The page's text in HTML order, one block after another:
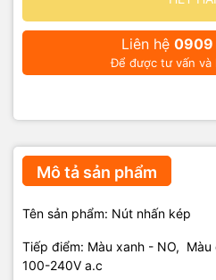
Liên hệ 0909
Để được tư vấn và
Mô tả sản phẩm
Tên sản phẩm: Nút nhấn kép
Tiếp điểm: Màu xanh - NO,
100-240V a.c